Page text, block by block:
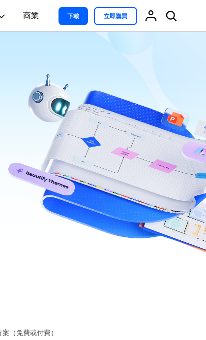
實用工具
遺失檔案救援。
Filmora
UniConverter
新聞中心 商店 支援
腦力激盪工具
資訊圖
家系圖
圖標
免費可編輯的供應鏈圖範例 >
精選9款Excel甘特圖範本 >
文氏圖符號與集合符號 >
10款實用的Excel WBS範本 >
10款實用Excel流程圖範本推薦 >
EdrawMind 更新日志 >
免費下載EdrawMind
商業 下載 立即購買
（免費或付費）